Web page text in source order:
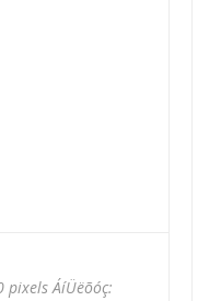
pixels ÁíÜëõóç: